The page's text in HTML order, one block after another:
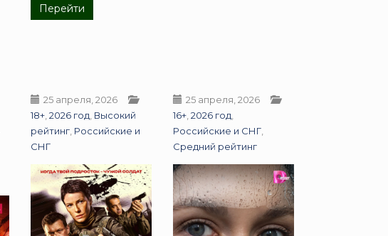
Перейти
25 апреля, 2026
18+ ,2026 год Высокий
рейтинг Российские и
СНГ
25 апреля, 2026
16+ ,2026 год
Российские и СНГ
Средний рейтинг